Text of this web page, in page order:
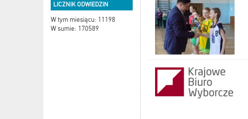
LICZNIK ODWIEDZIN
W tym miesiącu: 11198
W sumie: 170589